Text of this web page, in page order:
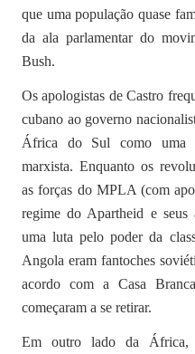
que uma população quase
da ala parlamentar do
Bush.
Os apologistas de Castro
cubano ao governo
África do Sul como uma
marxista. Enquanto os
as forças do MPLA (com
regime do Apartheid e seus
uma luta pelo poder da
Angola eram fantoches
acordo com a Casa
começaram a se retirar.
Em outro lado da África,